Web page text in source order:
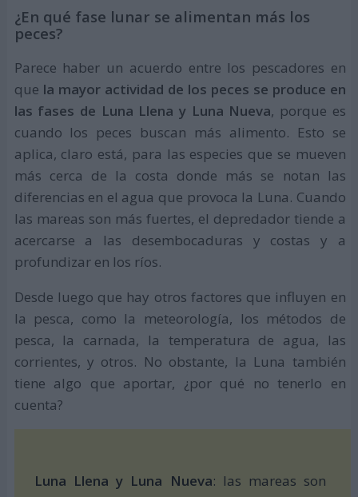
¿En qué fase lunar se alimentan más los
peces?
Parece haber un acuerdo entre los pescadores en
que la mayor actividad de los peces se produce en
las fases de Luna Llena y Luna Nueva, porque es
cuando los peces buscan más alimento. Esto se
aplica, claro está, para las especies que se mueven
más cerca de la costa donde más se notan las
diferencias en el agua que provoca la Luna. Cuando
las mareas son más fuertes, el depredador tiende a
acercarse a las desembocaduras y costas y a
profundizar en los ríos.
Desde luego que hay otros factores que influyen en
la pesca, como la meteorología, los métodos de
pesca, la carnada, la temperatura de agua, las
corrientes, y otros. No obstante, la Luna también
tiene algo que aportar, ¿por qué no tenerlo en
cuenta?
Luna Llena y Luna Nueva: las mareas son